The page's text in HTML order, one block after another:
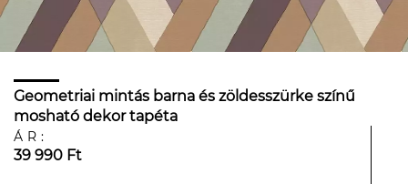
Geometriai mintás barna és zöldesszürke színű
mosható dekor tapéta
ÁR:
39 990 Ft